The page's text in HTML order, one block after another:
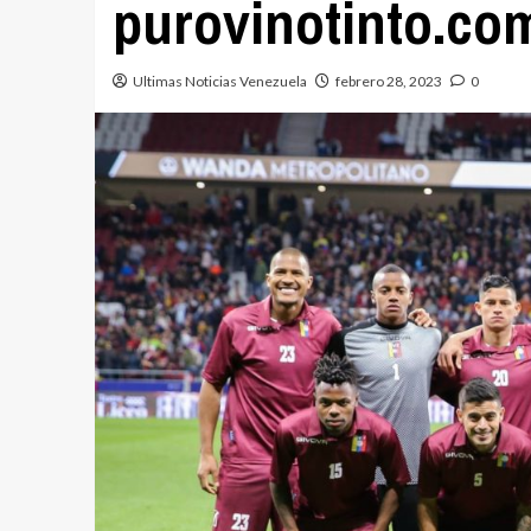
Ultimas Noticias Venezuela febrero 28, 2023 0